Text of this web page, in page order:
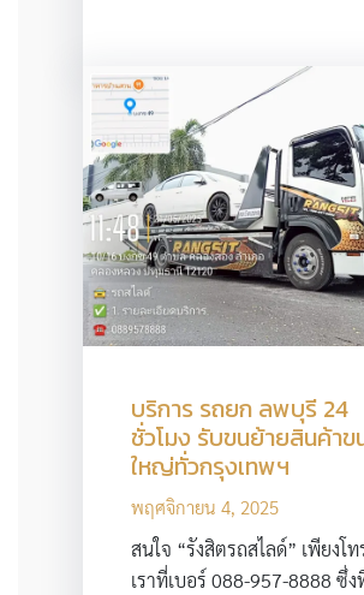
บริการ รถยก ลพบุรี 24
ชั่วโมง รับขนย้ายสินค้าข
ใหญ่ทั่วกรุงเทพฯ
พฤศจิกายน 4, 2025
สนใจ “รังสิตรถสไลด์” เพียงโ
เราที่เบอร์ 088-957-8888 ซึ่ง